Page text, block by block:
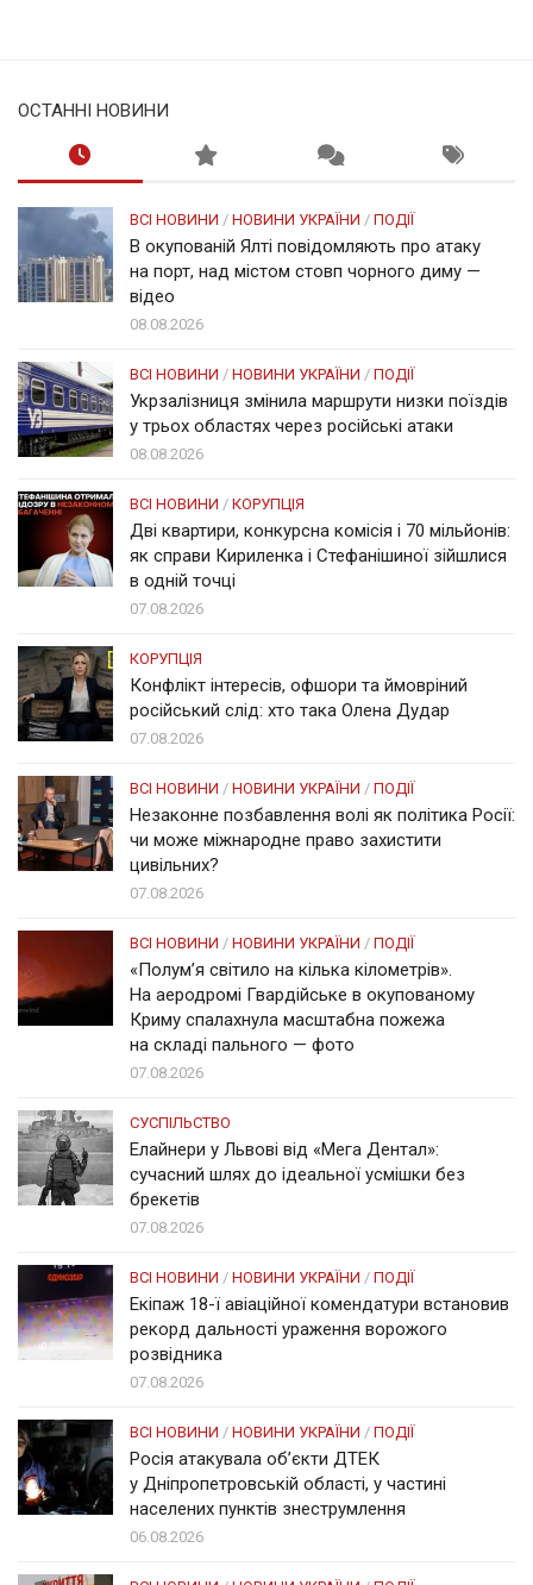
ОСТАННІ НОВИНИ
ВСІ НОВИНИ / НОВИНИ УКРАЇНИ / ПОДІЇ
В окупованій Ялті повідомляють про атаку
на порт, над містом стовп чорного диму —
відео
08.08.2026
ВСІ НОВИНИ / НОВИНИ УКРАЇНИ / ПОДІЇ
Укрзалізниця змінила маршрути низки поїздів
у трьох областях через російські атаки
08.08.2026
ВСІ НОВИНИ / КОРУПЦІЯ
Дві квартири, конкурсна комісія і 70 мільйонів:
як справи Кириленка і Стефанішиної зійшлися
в одній точці
07.08.2026
КОРУПЦІЯ
Конфлікт інтересів, офшори та ймовріний
російський слід: хто така Олена Дудар
07.08.2026
ВСІ НОВИНИ / НОВИНИ УКРАЇНИ / ПОДІЇ
Незаконне позбавлення волі як політика Росії:
чи може міжнародне право захистити
цивільних?
07.08.2026
ВСІ НОВИНИ / НОВИНИ УКРАЇНИ / ПОДІЇ
«Полум’я світило на кілька кілометрів».
На аеродромі Гвардійське в окупованому
Криму спалахнула масштабна пожежа
на складі пального — фото
07.08.2026
СУСПІЛЬСТВО
Елайнери у Львові від «Мега Дентал»:
сучасний шлях до ідеальної усмішки без
брекетів
07.08.2026
ВСІ НОВИНИ / НОВИНИ УКРАЇНИ / ПОДІЇ
Екіпаж 18-ї авіаційної комендатури встановив
рекорд дальності ураження ворожого
розвідника
07.08.2026
ВСІ НОВИНИ / НОВИНИ УКРАЇНИ / ПОДІЇ
Росія атакувала об’єкти ДТЕК
у Дніпропетровській області, у частині
населених пунктів знеструмлення
06.08.2026